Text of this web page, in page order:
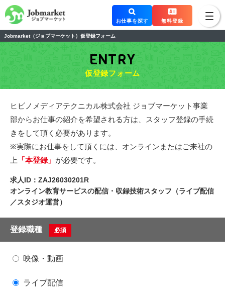
Jobmarket（ジョブマーケット）仮登録フォーム
お仕事を探す 無料登録
ENTRY
仮登録フォーム
ヒビノメディアテクニカル株式会社 ジョブマーケット事業
部からお仕事の紹介を希望される方は、スタッフ登録の手続
きをして頂く必要があります。
※実際にお仕事をして頂くには、オンラインまたはご来社の
上
「本登録」 が必要です。
求人ID：ZAJ26030201R
オンライン教育サービスの配信・収録技術スタッフ（ライブ配信
／スタジオ運営）
登録職種 必須
映像・動画
ライブ配信